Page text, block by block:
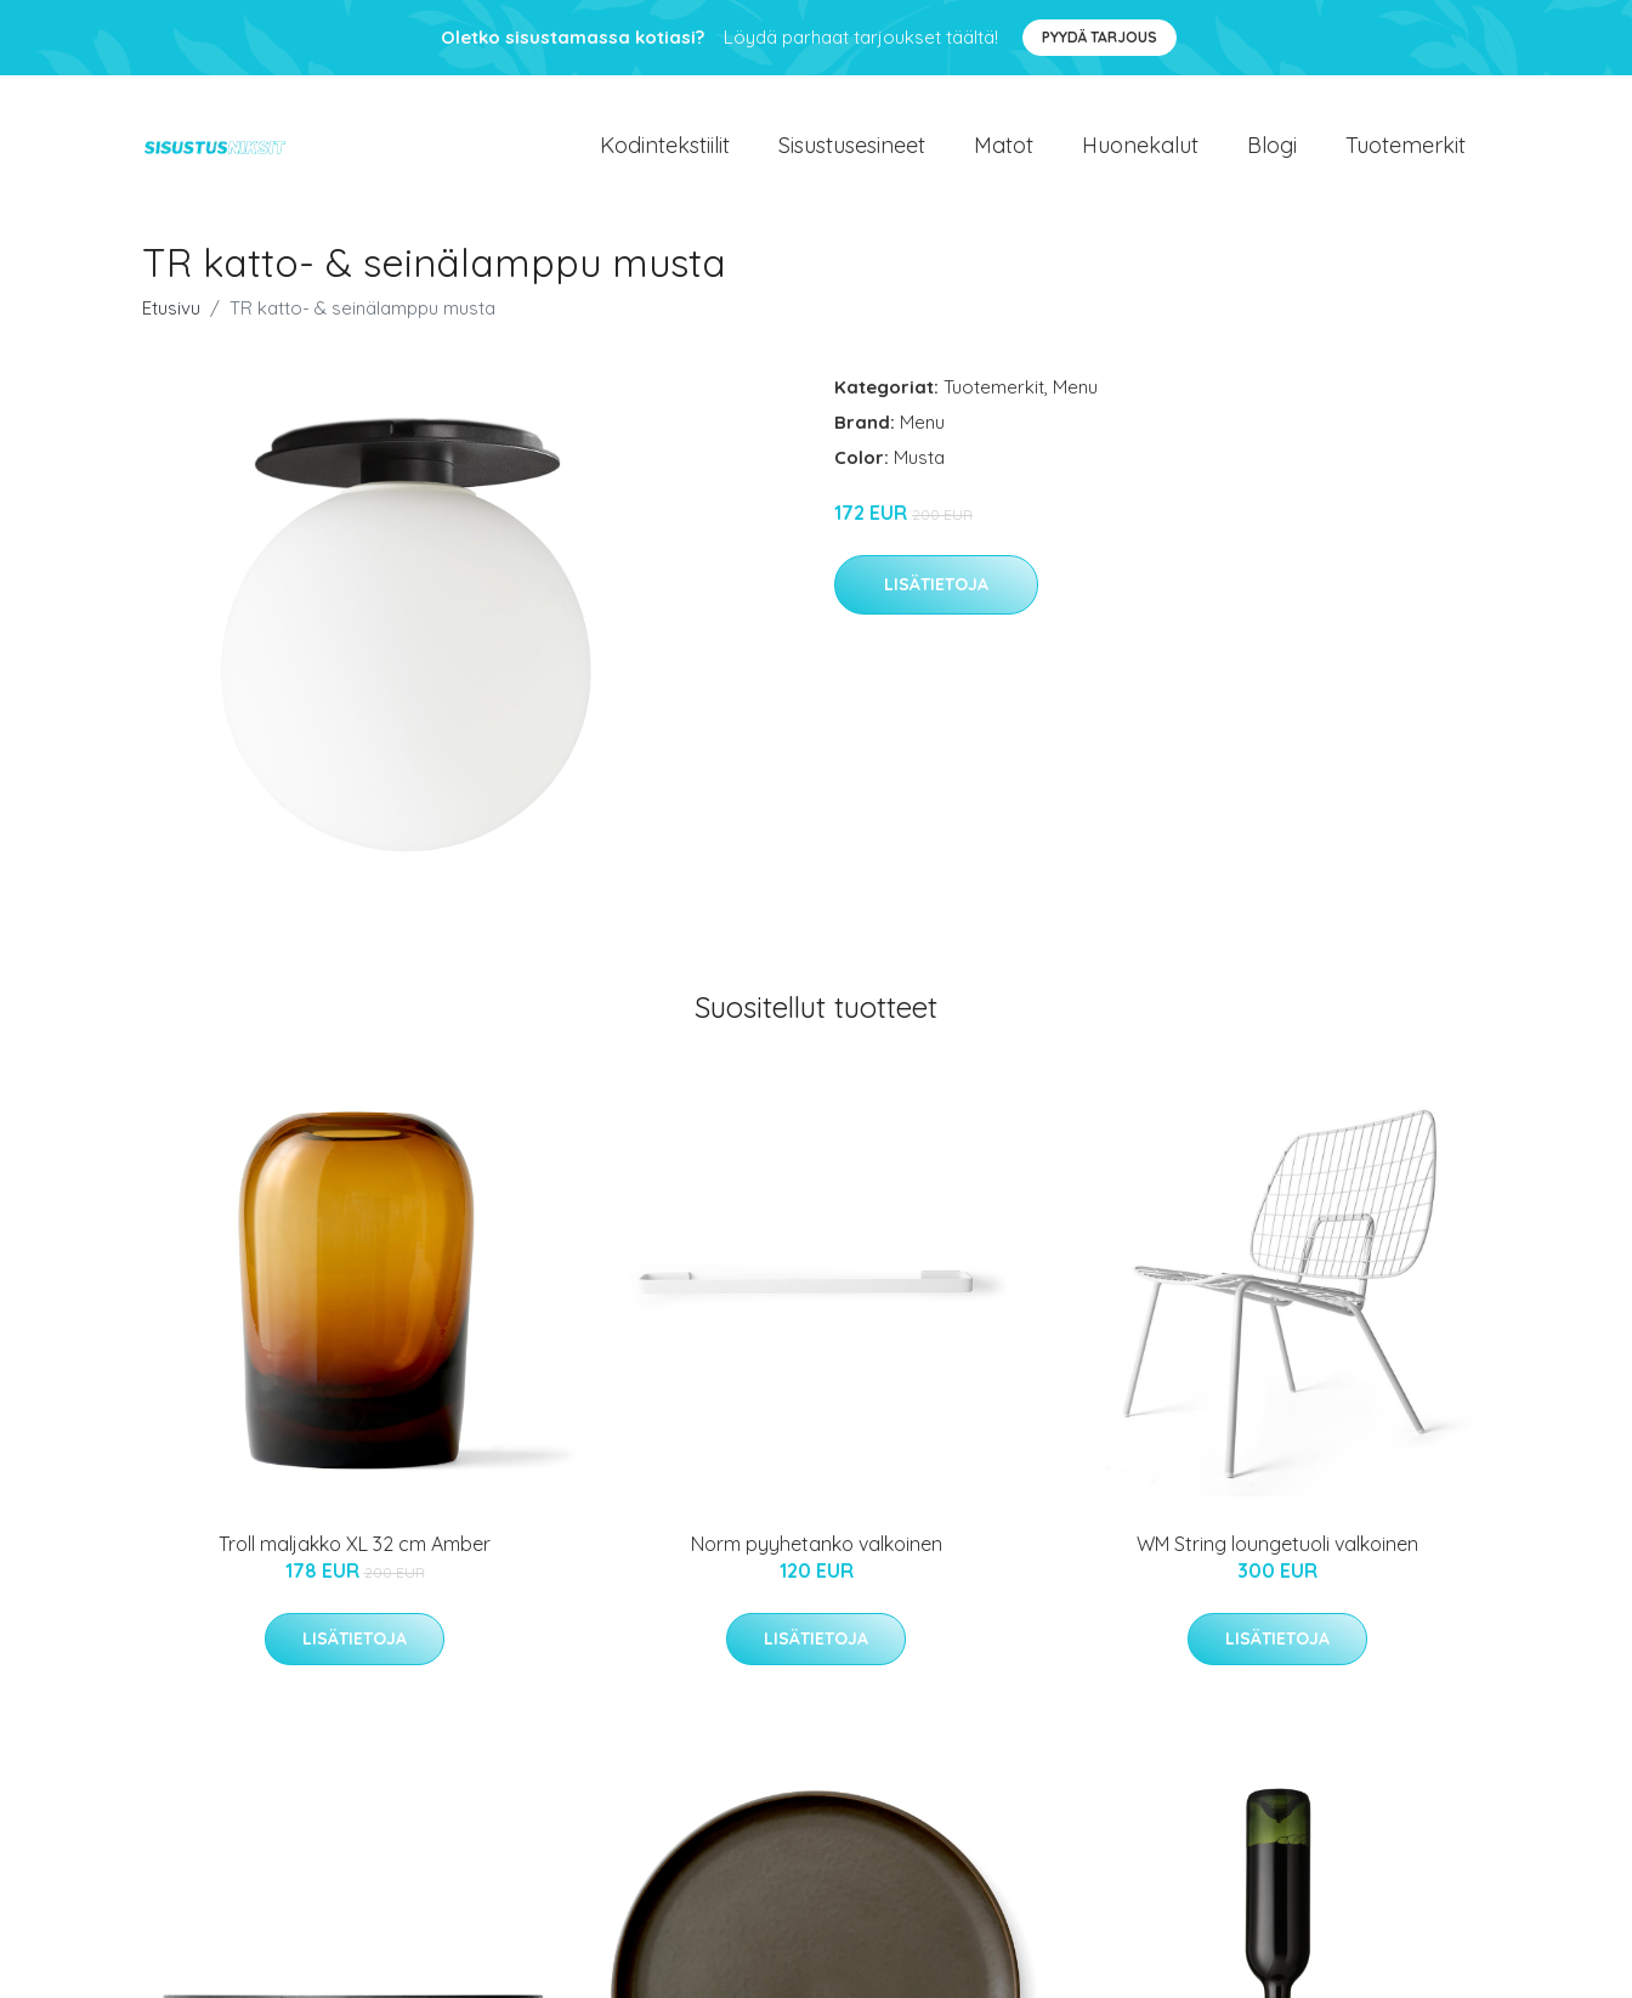
Oletko sisustamassa kotiasi? Löydä parhaat tarjoukset täältä! PYYDÄ TARJOUS
Kodintekstiilit Sisustusesineet Matot Huonekalut Blogi Tuotemerkit
TR katto- & seinälamppu musta
Etusivu TR katto- & seinälamppu musta
Kategoriat: Tuotemerkit, Menu
Brand: Menu
Color: Musta
172 EUR 200 EUR
LISÄTIETOJA
Suositellut tuotteet
Troll maljakko XL 32 cm Amber
178 EUR 200 EUR
LISÄTIETOJA
Norm pyyhetanko valkoinen
120 EUR
LISÄTIETOJA
WM String loungetuoli valkoinen
300 EUR
LISÄTIETOJA